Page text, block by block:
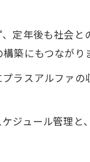
キルと強み
出発の流れ
定年後も社会
築にもつながり
ラスアルファの
ジュール管理と